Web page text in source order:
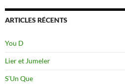
ARTICLES RÉCENTS
You D
Lier et Jumeler
S’Un Que